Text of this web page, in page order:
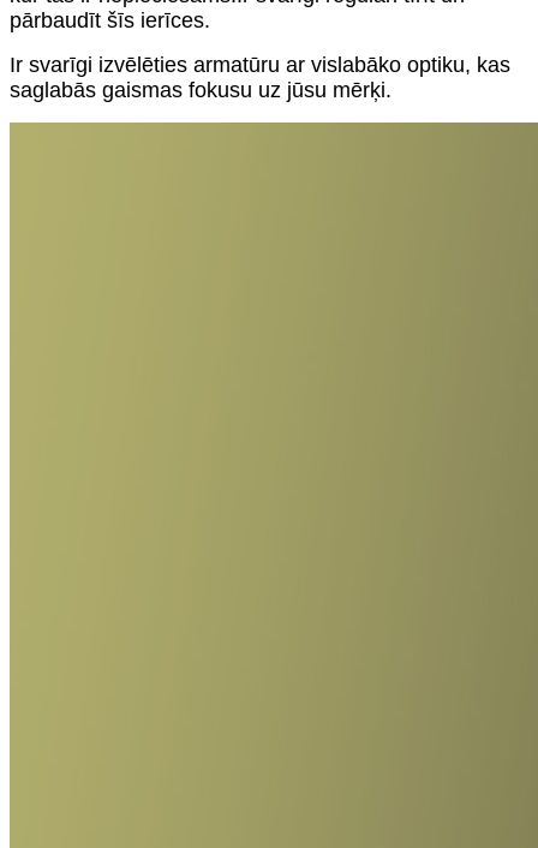
pārbaudīt šīs ierīces.
Ir svarīgi izvēlēties armatūru ar vislabāko optiku, kas
saglabās gaismas fokusu uz jūsu mērķi.